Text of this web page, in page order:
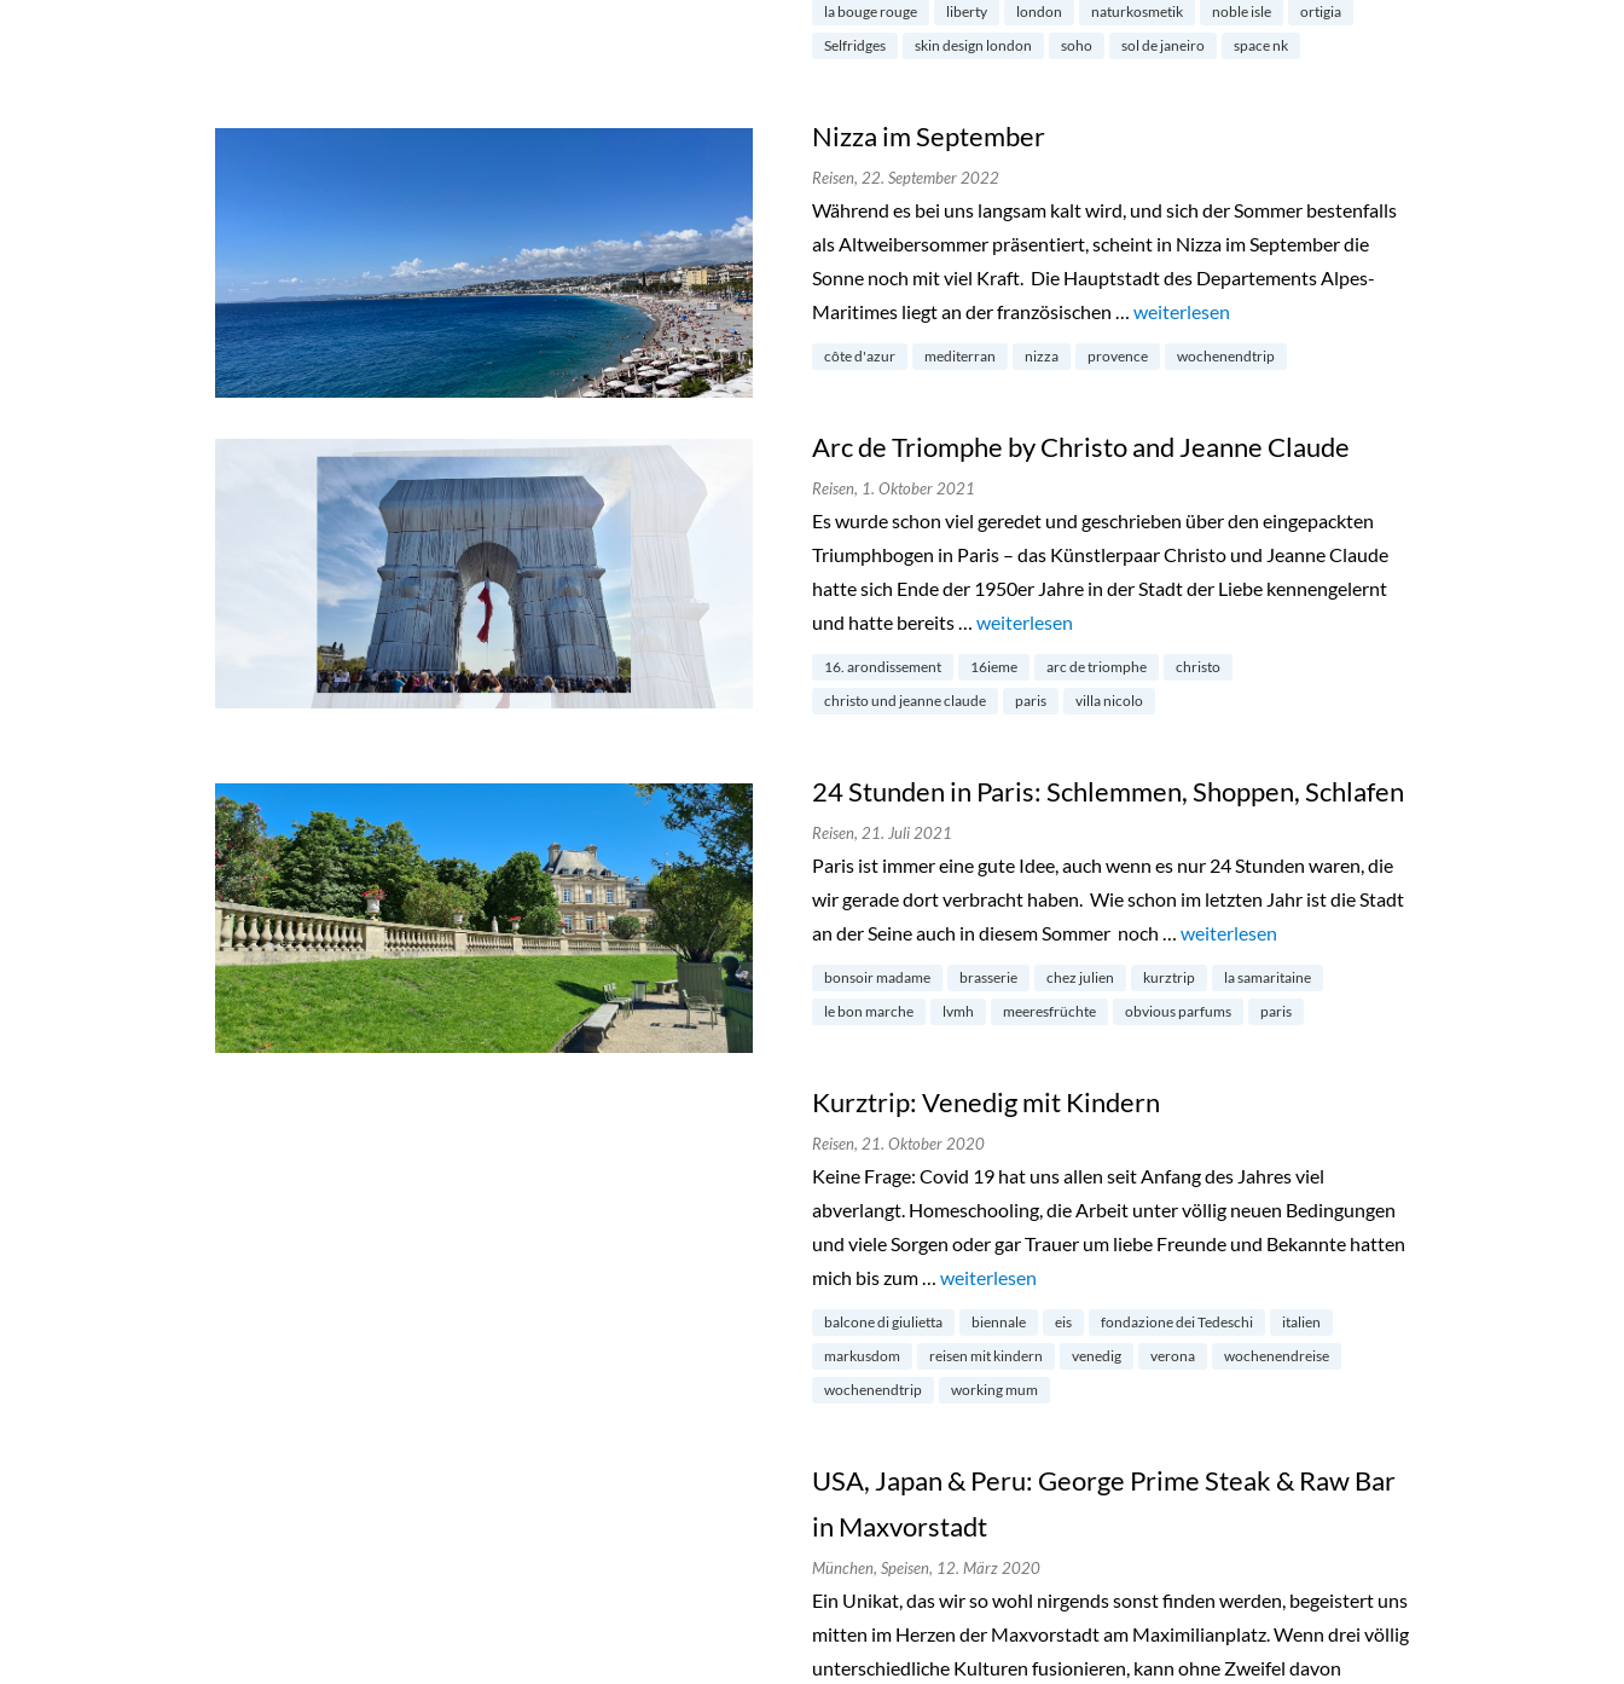
la bouge rouge
liberty london naturkosmetik noble isle
ortigia
Selfridges
skin design london soho sol de janeiro space nk
Nizza im September
Reisen, 22. September 2022
Während es bei uns langsam kalt wird, und sich der Sommer bestenfalls
als Altweibersommer präsentiert, scheint in Nizza im September die
Sonne noch mit viel Kraft. Die Hauptstadt des Departements Alpes-
Maritimes liegt an der französischen … „Nizza im September“
weiterlesen
côte d'azur mediterran nizza provence wochenendtrip
Arc de Triomphe by Christo and Jeanne Claude
Reisen, 1. Oktober 2021
Es wurde schon viel geredet und geschrieben über den eingepackten
Triumphbogen in Paris – das Künstlerpaar Christo und Jeanne Claude
hatte sich Ende der 1950er Jahre in der Stadt der Liebe kennengelernt
und hatte bereits … „Arc de Triomphe by Christo and Jeanne Claude“
weiterlesen
16. arondissement 16ieme arc de triomphe
christo
christo und jeanne claude
paris villa nicolo
24 Stunden in Paris: Schlemmen, Shoppen, Schlafen
Reisen, 21. Juli 2021
Paris ist immer eine gute Idee, auch wenn es nur 24 Stunden waren, die
wir gerade dort verbracht haben. Wie schon im letzten Jahr ist die Stadt
an der Seine auch in diesem Sommer noch … „24 Stunden in Paris: Schlemmen, Shoppen, Schlafen“
weiterlesen
bonsoir madame brasserie chez julien kurztrip
la samaritaine
le bon marche
lvmh meeresfrüchte obvious parfums paris
Kurztrip: Venedig mit Kindern
Reisen, 21. Oktober 2020
Keine Frage: Covid 19 hat uns allen seit Anfang des Jahres viel
abverlangt. Homeschooling, die Arbeit unter völlig neuen Bedingungen
und viele Sorgen oder gar Trauer um liebe Freunde und Bekannte hatten
mich bis zum … „Kurztrip: Venedig mit Kindern“
weiterlesen
balcone di giulietta biennale eis fondazione dei Tedeschi
italien
markusdom
reisen mit kindern venedig verona
wochenendreise
wochenendtrip
working mum
USA, Japan & Peru: George Prime Steak & Raw Bar
in Maxvorstadt
München, Speisen, 12. März 2020
Ein Unikat, das wir so wohl nirgends sonst finden werden, begeistert uns
mitten im Herzen der Maxvorstadt am Maximilianplatz. Wenn drei völlig
unterschiedliche Kulturen fusionieren, kann ohne Zweifel davon